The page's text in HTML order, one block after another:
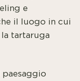
e
il luogo in cui
tartaruga
paesaggio